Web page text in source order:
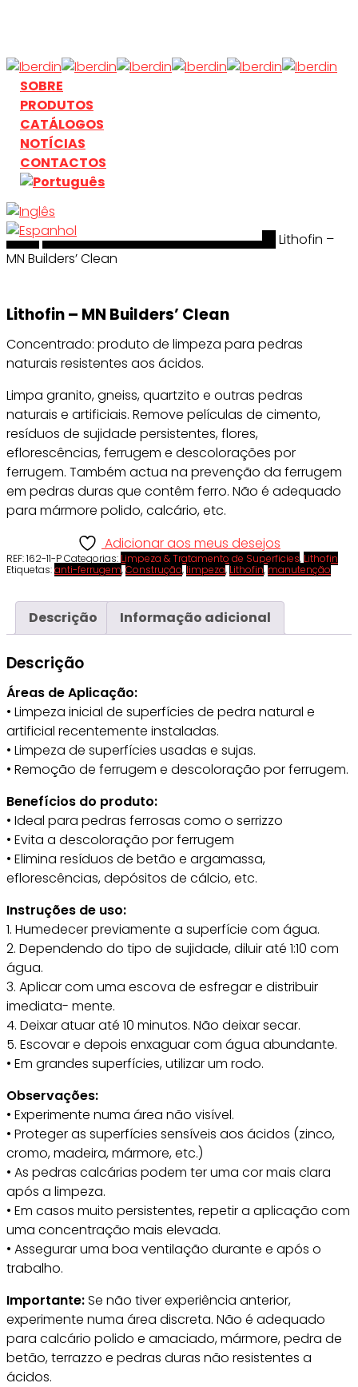
main
content
search
Menu
SOBRE
PRODUTOS
CATÁLOGOS
NOTÍCIAS
CONTACTOS
search
InícioLimpeza & Tratamento de Superficies
Lithofin –
MN Builders’ Clean
Lithofin – MN Builders’ Clean
Concentrado: produto de limpeza para pedras
naturais resistentes aos ácidos.
Limpa granito, gneiss, quartzito e outras pedras
naturais e artificiais. Remove películas de cimento,
resíduos de sujidade persistentes, flores,
eflorescências, ferrugem e descolorações por
ferrugem. Também actua na prevenção da ferrugem
em pedras duras que contêm ferro. Não é adequado
para mármore polido, calcário, etc.
Adicionar aos meus desejos
REF:162-11-PCategorias: Limpeza & Tratamento de Superficies, Lithofin
Etiquetas:anti-ferrugem,Construção,limpeza,Lithofin,manutenção
Descrição Informação adicional
Descrição
Áreas de Aplicação:
• Limpeza inicial de superfícies de pedra natural e
artificial recentemente instaladas.
• Limpeza de superfícies usadas e sujas.
• Remoção de ferrugem e descoloração por ferrugem.
Benefícios do produto:
• Ideal para pedras ferrosas como o serrizzo
• Evita a descoloração por ferrugem
• Elimina resíduos de betão e argamassa,
eflorescências, depósitos de cálcio, etc.
Instruções de uso:
1. Humedecer previamente a superfície com água.
2. Dependendo do tipo de sujidade, diluir até 1:10 com
água.
3. Aplicar com uma escova de esfregar e distribuir
imediata- mente.
4. Deixar atuar até 10 minutos. Não deixar secar.
5. Escovar e depois enxaguar com água abundante.
• Em grandes superfícies, utilizar um rodo.
Observações:
• Experimente numa área não visível.
• Proteger as superfícies sensíveis aos ácidos (zinco,
cromo, madeira, mármore, etc.)
• As pedras calcárias podem ter uma cor mais clara
após a limpeza.
• Em casos muito persistentes, repetir a aplicação com
uma concentração mais elevada.
• Assegurar uma boa ventilação durante e após o
trabalho.
Importante:Se não tiver experiência anterior,
experimente numa área discreta. Não é adequado
para calcário polido e amaciado, mármore, pedra de
betão, terrazzo e pedras duras não resistentes a
ácidos.